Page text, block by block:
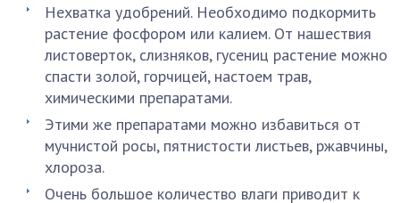
Нехватка удобрений. Необходимо подкормить
растение фосфором или калием. От нашествия
листоверток, слизняков, гусениц растение можно
спасти золой, горчицей, настоем трав,
химическими препаратами.
Этими же препаратами можно избавиться от
мучнистой росы, пятнистости листьев, ржавчины,
хлороза.
Очень большое количество влаги приводит к